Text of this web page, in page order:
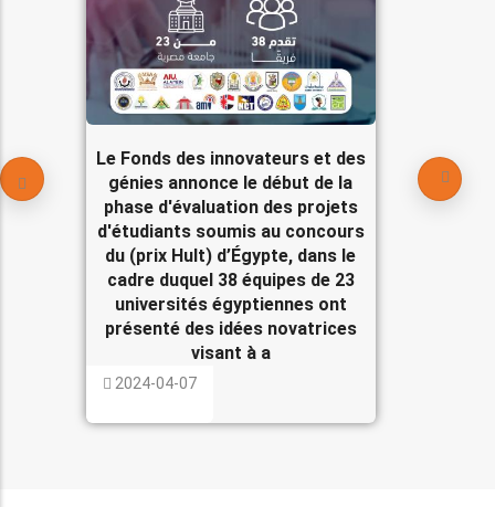
Le Fonds des innovateurs et des
génies annonce le début de la
phase d'évaluation des projets
d'étudiants soumis au concours
du (prix Hult) d’Égypte, dans le
cadre duquel 38 équipes de 23
universités égyptiennes ont
présenté des idées novatrices
visant à a
2024-04-07